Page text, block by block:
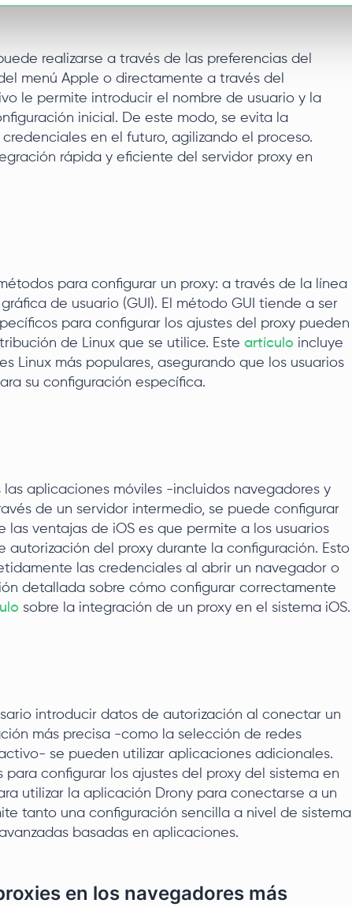
realizarse a través de las preferencias del
menú Apple o directamente a través del
le permite introducir el nombre de usuario y la
inicial. De este modo, se evita la
en el futuro, agilizando el proceso.
rápida y eficiente del servidor proxy en
para configurar un proxy: a través de la línea
de usuario (GUI). El método GUI tiende a ser
para configurar los ajustes del proxy pueden
de Linux que se utilice. Este artículo incluye
Linux más populares, asegurando que los usuarios
su configuración específica.
aplicaciones móviles -incluidos navegadores y
de un servidor intermedio, se puede configurar
las ventajas de iOS es que permite a los usuarios
del proxy durante la configuración. Esto
las credenciales al abrir un navegador o
detallada sobre cómo configurar correctamente
sobre la integración de un proxy en el sistema iOS.
introducir datos de autorización al conectar un
más precisa -como la selección de redes
se pueden utilizar aplicaciones adicionales.
configurar los ajustes del proxy del sistema en
utilizar la aplicación Drony para conectarse a un
tanto una configuración sencilla a nivel de sistema
basadas en aplicaciones.
en los navegadores más